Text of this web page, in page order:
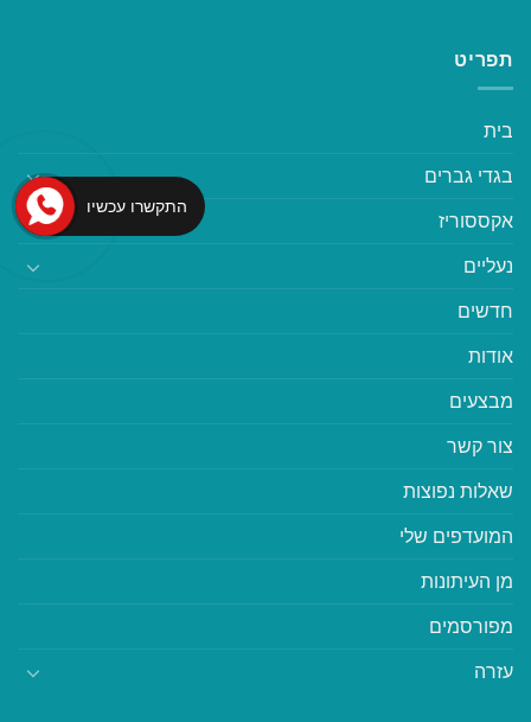
תפריט
בית
בגדי גברים
אקססוריז
נעליים
חדשים
אודות
מבצעים
צור קשר
שאלות נפוצות
המועדפים שלי
מן העיתונות
מפורסמים
עזרה
התקשרו עכשיו